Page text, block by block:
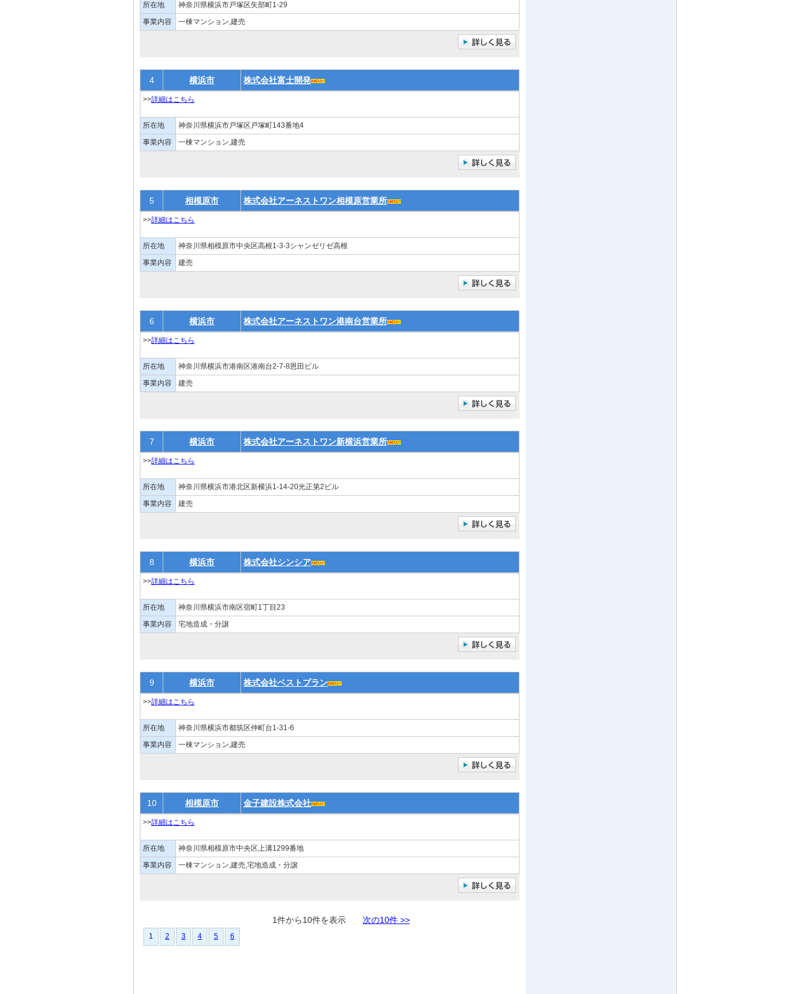
所在地
神奈川県横浜市戸塚区矢部町1-29
事業内容
一棟マンション,建売
4 横浜市 株式会社富士開発
>>詳細はこちら
所在地
神奈川県横浜市戸塚区戸塚町143番地4
事業内容
一棟マンション,建売
5 相模原市 株式会社アーネストワン相模原営業所
>>詳細はこちら
所在地
神奈川県相模原市中央区高根1-3-3シャンゼリゼ高根
事業内容
建売
6 横浜市 株式会社アーネストワン港南台営業所
>>詳細はこちら
所在地
神奈川県横浜市港南区港南台2-7-8恩田ビル
事業内容
建売
7 横浜市 株式会社アーネストワン新横浜営業所
>>詳細はこちら
所在地
神奈川県横浜市港北区新横浜1-14-20光正第2ビル
事業内容
建売
8 横浜市 株式会社シンシア
>>詳細はこちら
所在地
神奈川県横浜市南区宿町1丁目23
事業内容
宅地造成・分譲
9 横浜市 株式会社ベストプラン
>>詳細はこちら
所在地
神奈川県横浜市都筑区仲町台1-31-6
事業内容
一棟マンション,建売
10 相模原市 金子建設株式会社
>>詳細はこちら
所在地
神奈川県相模原市中央区上溝1299番地
事業内容
一棟マンション,建売,宅地造成・分譲
1件から10件を表示 次の10件 >>
1 2 3 4 5 6